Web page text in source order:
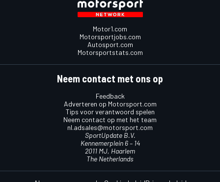
Motor1.com
Motorsportjobs.com
Autosport.com
Motorsportstats.com
Neem contact met ons op
Feedback
Adverteren op Motorsport.com
Tips voor verantwoord spelen
Neem contact op met het team
nl.adsales@motorsport.com
SportUpdate B.V.
Kennemerplein 6 – 14
2011 MJ, Haarlem
The Netherlands